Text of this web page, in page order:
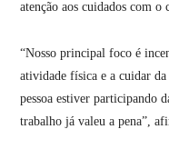
atenção aos cuidados com o
“Nosso principal foco é
atividade física e a cuidar da
pessoa estiver participando
trabalho já valeu a pena”,